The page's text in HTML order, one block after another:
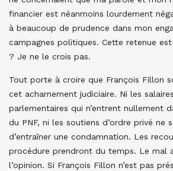
financier est néanmoins lourdement
à beaucoup de prudence dans mon
campagnes politiques. Cette retenue
? Je ne le crois pas.
Tout porte à croire que François Fillon
cet acharnement judiciaire. Ni les
parlementaires qui n’entrent nullement
du PNF, ni les soutiens d’ordre privé ne
d’entraîner une condamnation. Les
procédure prendront du temps. Le mal
l’opinion. Si François Fillon n’est pas